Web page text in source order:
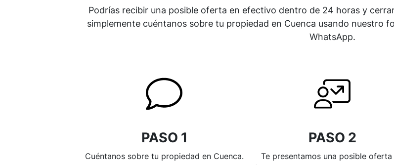
Podrías recibir una posible oferta en efectivo dentro de 24 horas y
simplemente cuéntanos sobre tu propiedad en Cuenca usando nuestro
WhatsApp.
PASO 1
Cuéntanos sobre tu propiedad en Cuenca.
PASO 2
Te presentamos una posible oferta